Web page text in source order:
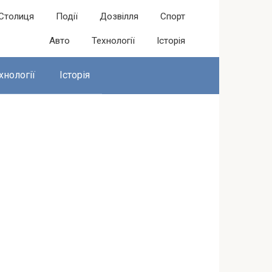
Події Дозвілля Спорт
Авто Технології Історія
Історія